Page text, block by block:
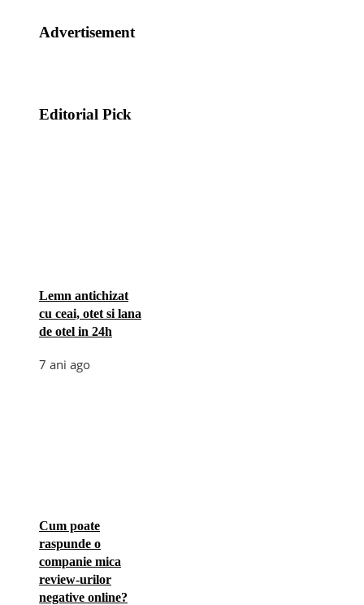
Advertisement
Editorial Pick
Lemn antichizat
cu ceai, otet si lana
de otel in 24h
7 ani ago
Cum poate
raspunde o
companie mica
review-urilor
negative online?